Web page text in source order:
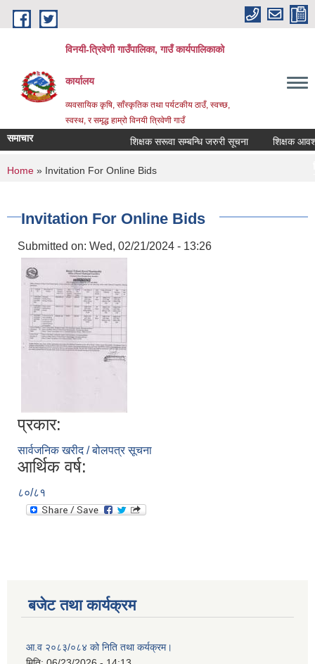
Skip to main content
विनयी-त्रिवेणी गाउँपालिका, गाउँ कार्यपालिकाको
कार्यालय
व्यवसायिक कृषि, साँस्कृतिक तथा पर्यटकीय ठाउँ, स्वच्छ,
स्वस्थ, र समृद्ध हाम्रो विनयी त्रिवेणी गाउँ
समाचार शिक्षक सरूवा सम्बन्धि जरुरी सूचना शिक्षक
You are here
Home » Invitation For Online Bids
Invitation For Online Bids
Submitted on: Wed, 02/21/2024 - 13:26
प्रकार:
सार्वजनिक खरीद / बोलपत्र सूचना
आर्थिक वर्ष:
८०/८१
बजेट तथा कार्यक्रम
आ.व २०८३/०८४ को निति तथा कर्यक्रम।